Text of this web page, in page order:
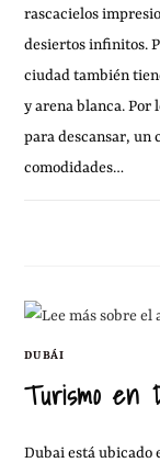
rascacielos
desiertos infinitos.
ciudad también
y arena blanca. Por
para descansar, un
comodidades…
DUBÁI
Turismo en
Dubai está ubicado